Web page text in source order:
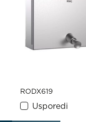
RODX619
Usporedi